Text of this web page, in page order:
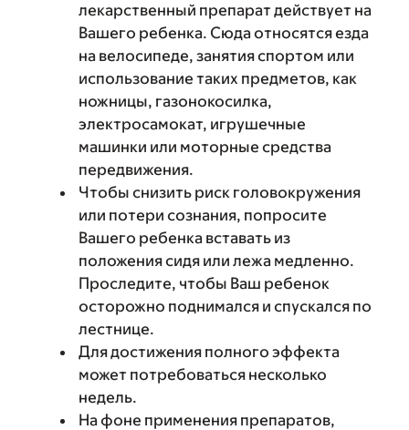
лекарственный препарат действует на
Вашего ребенка. Сюда относятся езда
на велосипеде, занятия спортом или
использование таких предметов, как
ножницы, газонокосилка,
электросамокат, игрушечные
машинки или моторные средства
передвижения.
Чтобы снизить риск головокружения
или потери сознания, попросите
Вашего ребенка вставать из
положения сидя или лежа медленно.
Проследите, чтобы Ваш ребенок
осторожно поднимался и спускался по
лестнице.
Для достижения полного эффекта
может потребоваться несколько
недель.
На фоне применения препаратов,